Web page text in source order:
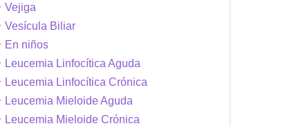
Vejiga
Vesícula Biliar
En niños
Leucemia Linfocítica Aguda
Leucemia Linfocítica Crónica
Leucemia Mieloide Aguda
Leucemia Mieloide Crónica